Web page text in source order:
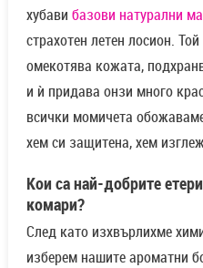
хубави базови натурални
страхотен летен лосион.
омекотява кожата,
и ѝ придава онзи много
всички момичета
хем си защитена, хем
Кои са най-добрите
комари?
След като изхвърлихме
изберем нашите ароматни